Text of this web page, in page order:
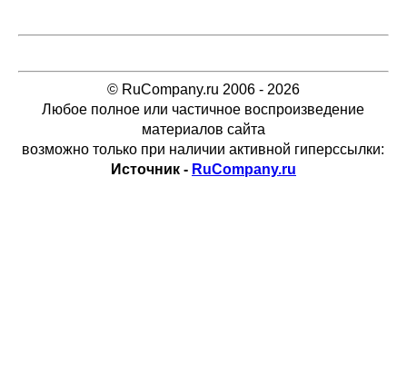
© RuCompany.ru 2006 - 2026
Любое полное или частичное воспроизведение
материалов сайта
возможно только при наличии активной гиперссылки:
Источник - RuCompany.ru